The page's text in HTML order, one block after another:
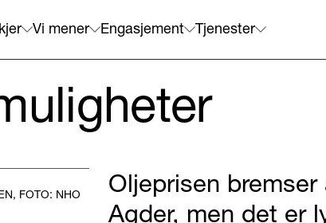
Vi mener Engasjement Tjenester
FOTO: NHO
Oljeprisen
Agder, men det er